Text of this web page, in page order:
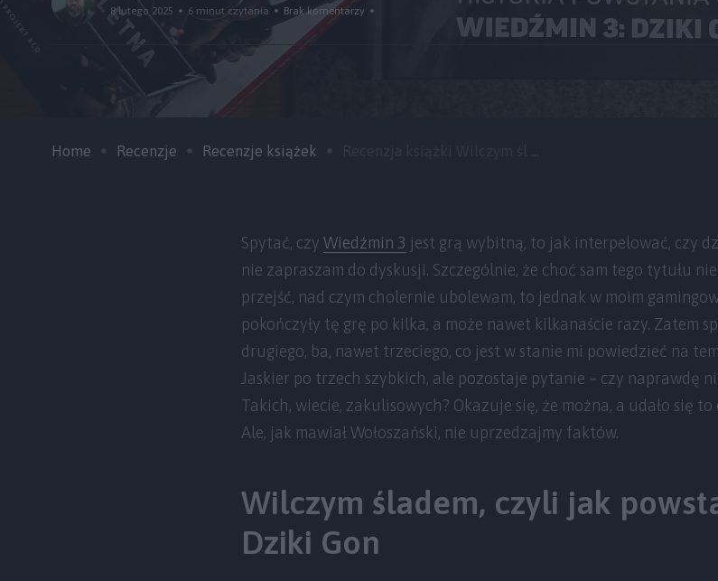
8 lutego 2025 6 minut czytania Brak komentarzy
Home Recenzje Recenzje książek
Spytać, czy Wiedźmin 3 jest grą wybitną, to jak interpelować, czy
nie zapraszam do dyskusji. Szczególnie, że choć sam tego tytułu
przejść, nad czym cholernie ubolewam, to jednak w moim
pokończyły tę grę po kilka, a może nawet kilkanaście razy. Zatem
drugiego, ba, nawet trzeciego, co jest w stanie mi powiedzieć na
Jaskier po trzech szybkich, ale pozostaje pytanie – czy naprawdę
Takich, wiecie, zakulisowych? Okazuje się, że można, a udało się
Ale, jak mawiał Wołoszański, nie uprzedzajmy faktów.
Wilczym śladem, czyli jak
Dziki Gon